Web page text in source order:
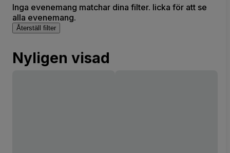
Inga evenemang matchar dina filter. licka för att se
alla evenemang.
Återställ filter
Nyligen visad